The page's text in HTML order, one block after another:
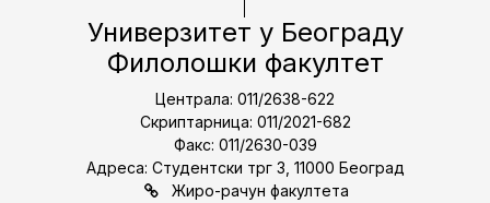
Универзитет у Београду
Филолошки факултет
Централа: 011/2638-622
Скриптарница: 011/2021-682
Факс: 011/2630-039
Адреса: Студентски трг 3, 11000 Београд
Жиро-рачун факултета